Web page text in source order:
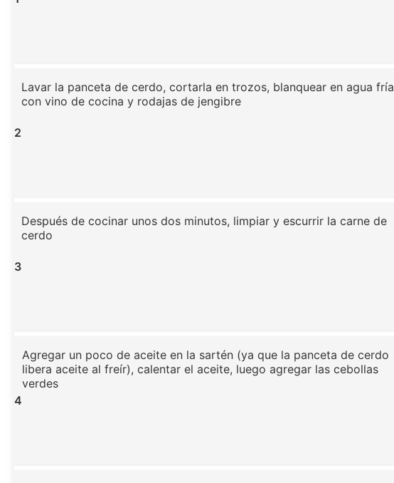
2
Lavar la panceta de cerdo, cortarla en trozos, blanquear en agua fría
con vino de cocina y rodajas de jengibre
3
Después de cocinar unos dos minutos, limpiar y escurrir la carne de
cerdo
4
Agregar un poco de aceite en la sartén (ya que la panceta de cerdo
libera aceite al freír), calentar el aceite, luego agregar las cebollas
verdes